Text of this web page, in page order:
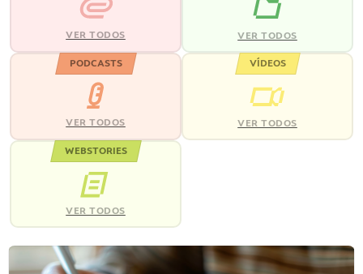
VER TODOS VER TODOS
PODCASTS
VER TODOS
VÍDEOS
VER TODOS
WEBSTORIES
VER TODOS